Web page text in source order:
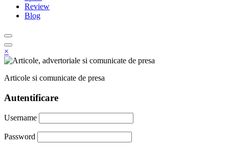
Review
Blog
×
Articole si comunicate de presa
Autentificare
Username
Password